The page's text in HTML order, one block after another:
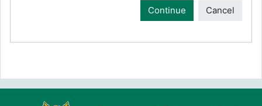
Continue Cancel